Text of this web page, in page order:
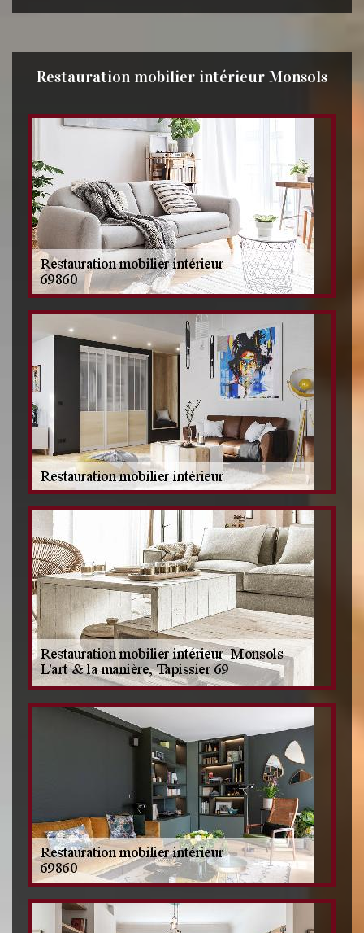
Restauration mobilier intérieur Monsols